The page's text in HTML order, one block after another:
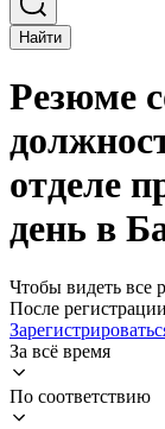
Найти
Резюме
отделе
день в
Чтобы видеть все
После
За всё время
По соответствию